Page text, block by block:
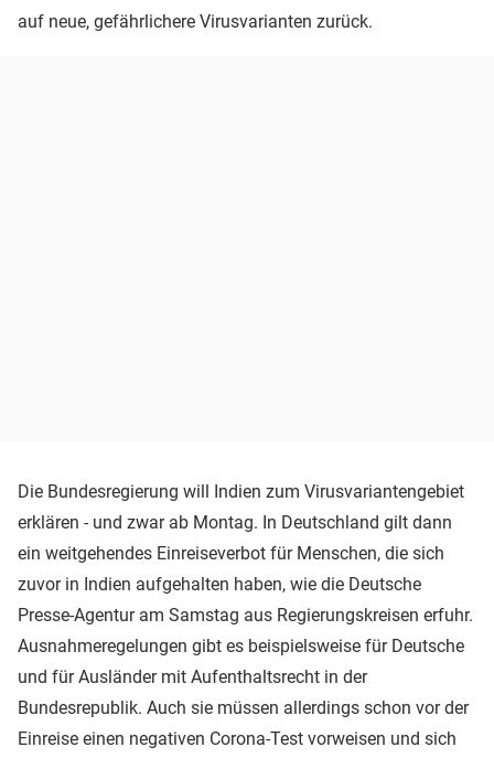
auf neue, gefährlichere Virusvarianten zurück.
Die Bundesregierung will Indien zum Virusvariantengebiet
erklären - und zwar ab Montag. In Deutschland gilt dann
ein weitgehendes Einreiseverbot für Menschen, die sich
zuvor in Indien aufgehalten haben, wie die Deutsche
Presse-Agentur am Samstag aus Regierungskreisen erfuhr.
Ausnahmeregelungen gibt es beispielsweise für Deutsche
und für Ausländer mit Aufenthaltsrecht in der
Bundesrepublik. Auch sie müssen allerdings schon vor der
Einreise einen negativen Corona-Test vorweisen und sich